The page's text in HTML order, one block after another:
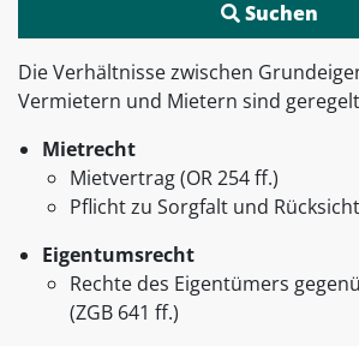
Die Verhältnisse zwischen
Vermietern und Mietern sind
Mietrecht
Mietvertrag (OR 254 ff.)
Pflicht zu Sorgfalt und
Eigentumsrecht
Rechte des Eigentümers
(ZGB 641 ff.)